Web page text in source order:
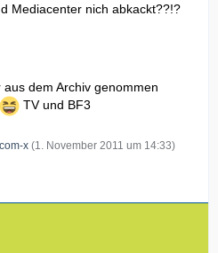
Mediacenter nich abkackt??!?
dem Archiv genommen
TV und BF3
x (1. November 2011 um 14:33)